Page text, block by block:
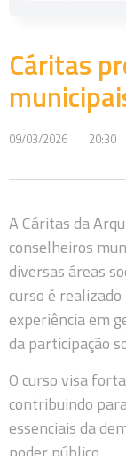
Cáritas
09/03/2026 20:30
A Cáritas da
conselheiros
diversas áreas
curso é
experiência em
da participação
O curso visa
contribuindo
essenciais da